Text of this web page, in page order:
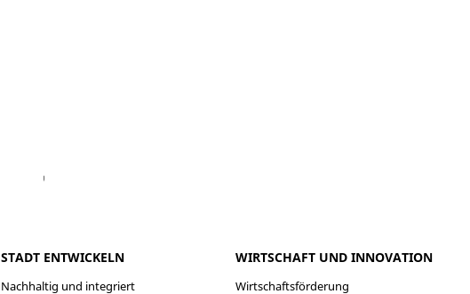
LinkedIn
STADT ENTWICKELN
Nachhaltig und integriert
WIRTSCHAFT UND INNOVATION
Wirtschaftsförderung